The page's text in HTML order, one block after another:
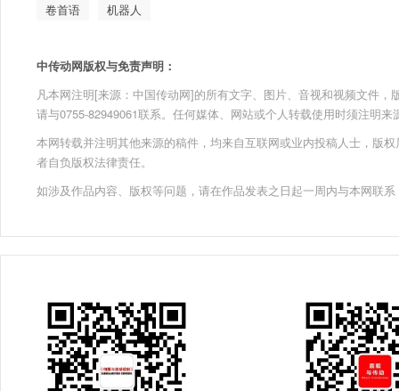
卷首语 机器人
中传动网版权与免责声明：
凡本网注明[来源：中国传动网]的所有文字、图片、音视和视频文件
请与0755-82949061联系。任何媒体、网站或个人转载使用时须注明
本网转载并注明其他来源的稿件，均来自互联网或业内投稿人士，版
者自负版权法律责任。
如涉及作品内容、版权等问题，请在作品发表之日起一周内与本网联